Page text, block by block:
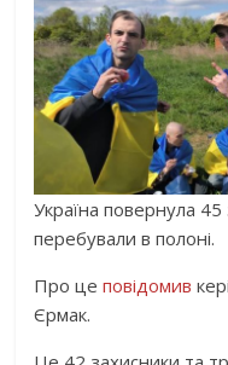
Україна повернула 45
перебували в полоні.
Про цеповідомив
Єрмак.